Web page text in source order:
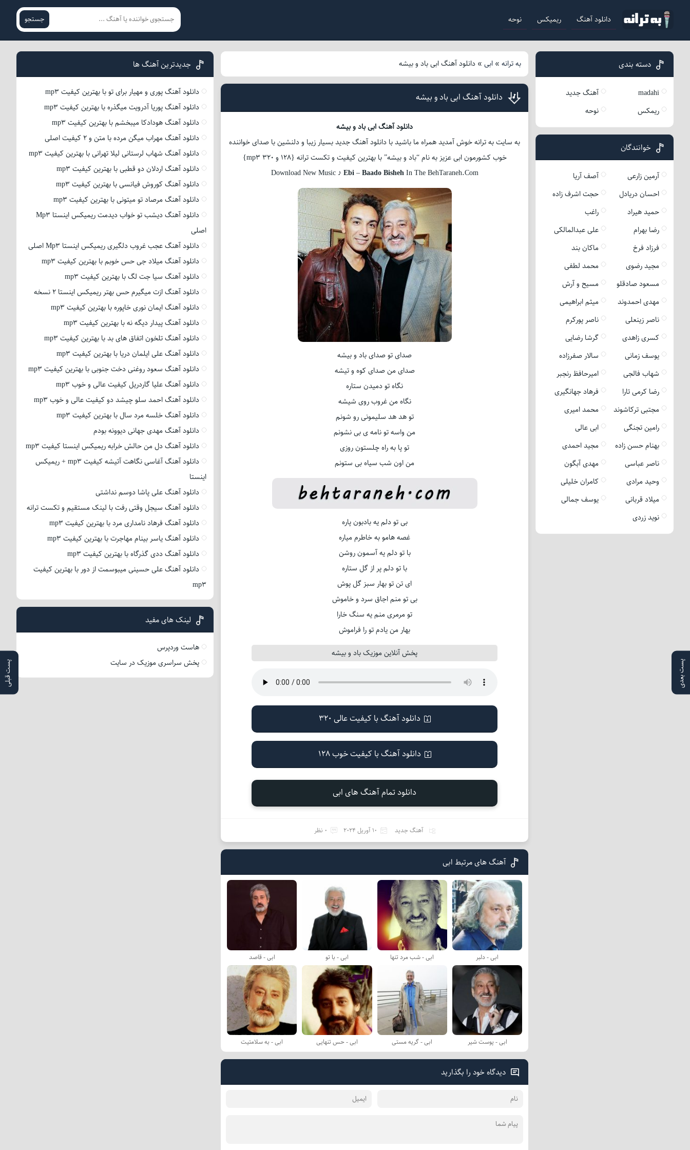
دانلود آهنگ ریمیکس نوحه جستجو
به ترانه» ابی» دانلود آهنگ ابی باد و بیشه
پست بعدی پست قبلی
دانلود آهنگ ابی باد و بیشه
دانلود آهنگ ابی باد و بیشه
به سایت به ترانه خوش آمدید همراه ما باشید با دانلود آهنگ جدید بسیار زیبا و دلنشین با صدای خواننده
خوب کشورمون ابی عزیز به نام “باد و بیشه” با بهترین کیفیت و تکست ترانه {128 و 320 mp3}
Download New Music ♪ Ebi–Baado BishehIn The BehTaraneh.Com
صدای تو صدای باد و بیشه
صدای من صدای کوه و تیشه
نگاه تو دمیدن ستاره
نگاه من غروب روی شیشه
تو هد هد سلیمونی رو شونم
من واسه تو نامه ی بی نشونم
تو پا به راه چلستون روزی
من اون شب سیاه بی ستونم
بی تو دلم یه بادبون پاره
غصه هامو به خاطرم میاره
با تو دلم یه آسمون روشن
با تو دلم پر از گل ستاره
ای تن تو بهار سبز گل پوش
بی تو منم اجاق سرد و خاموش
تو مرمری منم یه سنگ خارا
بهار من یادم تو را فراموش
پخش آنلاین موزیک باد و بیشه
دانلود آهنگ با کیفیت عالی 320
دانلود آهنگ با کیفیت خوب 128
دانلود تمام آهنگ های ابی
آهنگ جدید 10 آوریل 2024 0 نظر
آهنگ های مرتبط ابی
ابی - دلبر ابی - شب مرد تنها ابی - با تو ابی - قاصد
ابی - پوست شیر ابی - گریه مستی ابی - حس تنهایی ابی - به سلامتیت
دیدگاه خود را بگذارید
دسته بندی
madahi
آهنگ جدید
ریمکس
نوحه
خوانندگان
آرمین زارعی
آصف آریا
احسان دریادل
حجت اشرف زاده
حمید هیراد
راغب
رضا بهرام
علی عبدالمالکی
فرزاد فرخ
ماکان بند
مجید رضوی
محمد لطفی
مسعود صادقلو
مسیح و آرش
مهدی احمدوند
میثم ابراهیمی
ناصر زینعلی
ناصر پورکرم
کسری زاهدی
گرشا رضایی
یوسف زمانی
سالار صفرزاده
شهاب فالجی
امیرحافظ رنجبر
رضا کرمی تارا
فرهاد جهانگیری
مجتبی ترکاشوند
محمد امیری
رامین تجنگی
ابی عالی
بهنام حسن زاده
مجید احمدی
ناصر عباسی
مهدی آبگون
وحید مرادی
کامران خلیلی
میلاد قربانی
یوسف جمالی
نوید زردی
جدیدترین آهنگ ها
دانلود آهنگ پوری و مهیار برای تو با بهترین کیفیت mp3
دانلود آهنگ پوریا آدرویت میگذره با بهترین کیفیت mp3
دانلود آهنگ هودادکا میبخشم با بهترین کیفیت mp3
دانلود آهنگ مهراب میگن مرده با متن و 2 کیفیت اصلی
دانلود آهنگ شهاب لرستانی لیلا تهرانی با بهترین کیفیت mp3
دانلود آهنگ اردلان دو قطبی با بهترین کیفیت mp3
دانلود آهنگ کوروش فیانسی با بهترین کیفیت mp3
دانلود آهنگ مرصاد تو میتونی با بهترین کیفیت mp3
دانلود آهنگ دیشب تو خواب دیدمت ریمیکس اینستا Mp3
اصلی
دانلود آهنگ عجب غروب دلگیری ریمیکس اینستا Mp3 اصلی
دانلود آهنگ میلاد جی حس خوبم با بهترین کیفیت mp3
دانلود آهنگ سیا جت لگ با بهترین کیفیت mp3
دانلود آهنگ ازت میگیرم حس بهتر ریمیکس اینستا 2 نسخه
دانلود آهنگ ایمان نوری خاپوره با بهترین کیفیت mp3
دانلود آهنگ پیدار دیگه نه با بهترین کیفیت mp3
دانلود آهنگ تلخون اتفاق های بد با بهترین کیفیت mp3
دانلود آهنگ علی ایلمان دریا با بهترین کیفیت mp3
دانلود آهنگ سعود روغنی دخت جنوبی با بهترین کیفیت mp3
دانلود آهنگ علیا گاردریل کیفیت عالی و خوب mp3
دانلود آهنگ احمد سلو چیشد دو کیفیت عالی و خوب mp3
دانلود آهنگ خلسه مرد سال با بهترین کیفیت mp3
دانلود آهنگ مهدی جهانی دیوونه بودم
دانلود آهنگ دل من حالش خرابه ریمیکس اینستا کیفیت mp3
دانلود آهنگ آغاسی نگاهت آتیشه کیفیت mp3 + ریمیکس
اینستا
دانلود آهنگ علی پاشا دوسم نداشتی
دانلود آهنگ سیجل وقتی رفت با لینک مستقیم و تکست ترانه
دانلود آهنگ فرهاد نامداری مرد با بهترین کیفیت mp3
دانلود آهنگ یاسر بینام مهاجرت با بهترین کیفیت mp3
دانلود آهنگ ددی گذرگاه با بهترین کیفیت mp3
دانلود آهنگ علی حسینی میبوسمت از دور با بهترین کیفیت
mp3
لینک های مفید
هاست وردپرس
پخش سراسری موزیک در سایت